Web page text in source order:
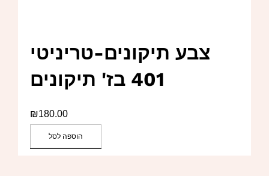
צבע תיקונים-טריניטי
401 בז' תיקונים
₪180.00
הוספה לסל